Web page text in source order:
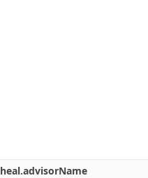
heal.advisorName